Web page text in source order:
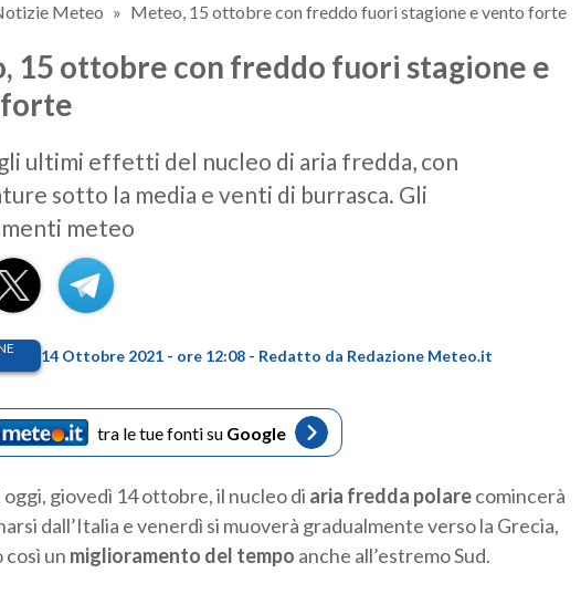
Meteo Meteo, 15 ottobre con freddo fuori stagione e vento forte
15 ottobre con freddo fuori stagione e
ultimi effetti del nucleo di aria fredda, con
sotto la media e venti di burrasca. Gli
meteo
14 Ottobre 2021 - ore 12:08 - Redatto da Redazione Meteo.it
tra le tue fonti su Google
giovedì 14 ottobre, il nucleo di aria fredda polarecomincerà
dall’Italia e venerdì si muoverà gradualmente verso la Grecia,
un miglioramento del tempo anche all’estremo Sud.